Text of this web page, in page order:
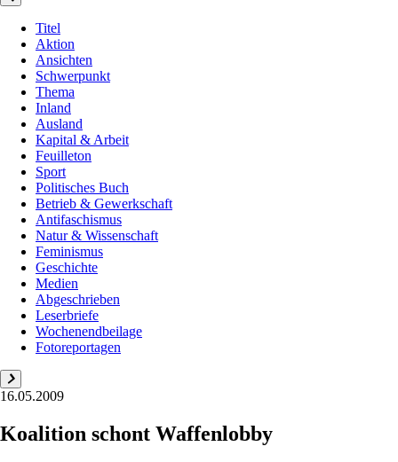
Titel
Aktion
Ansichten
Schwerpunkt
Thema
Inland
Ausland
Kapital & Arbeit
Feuilleton
Sport
Politisches Buch
Betrieb & Gewerkschaft
Antifaschismus
Natur & Wissenschaft
Feminismus
Geschichte
Medien
Abgeschrieben
Leserbriefe
Wochenendbeilage
Fotoreportagen
16.05.2009
Koalition schont Waffenlobby